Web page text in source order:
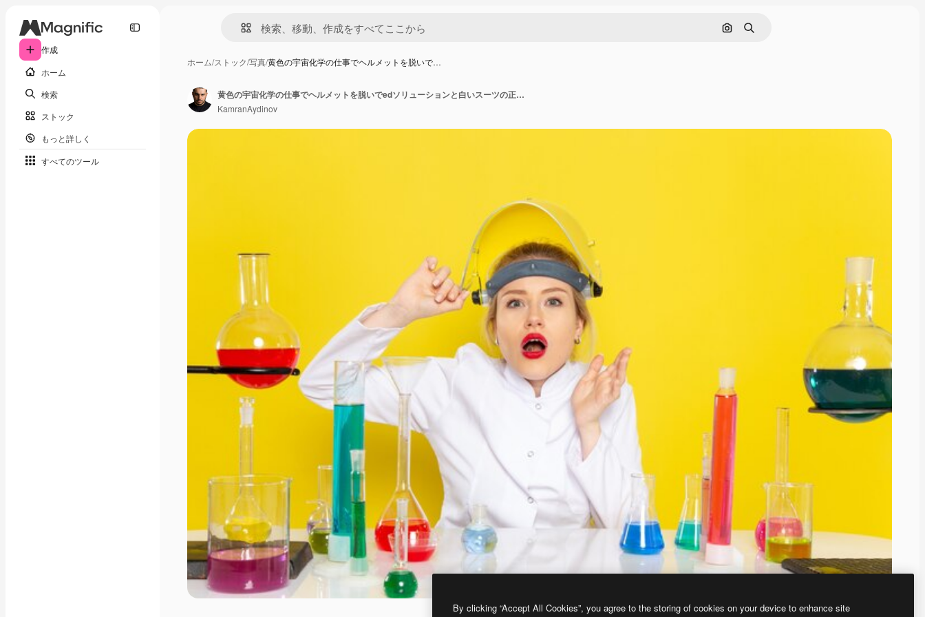
作成
ホーム
検索
ストック
もっと詳しく
すべてのツール
画像で検索
検索
ホーム/ストック/写真/黄色の宇宙化学の仕事でヘルメットを脱いで…
黄色の宇宙化学の仕事でヘルメットを脱いでedソリューションと白いスーツの正面の若い女性化学者
KamranAydinov
By clicking “Accept All Cookies”, you agree to the storing of cookies on your device to enhance site